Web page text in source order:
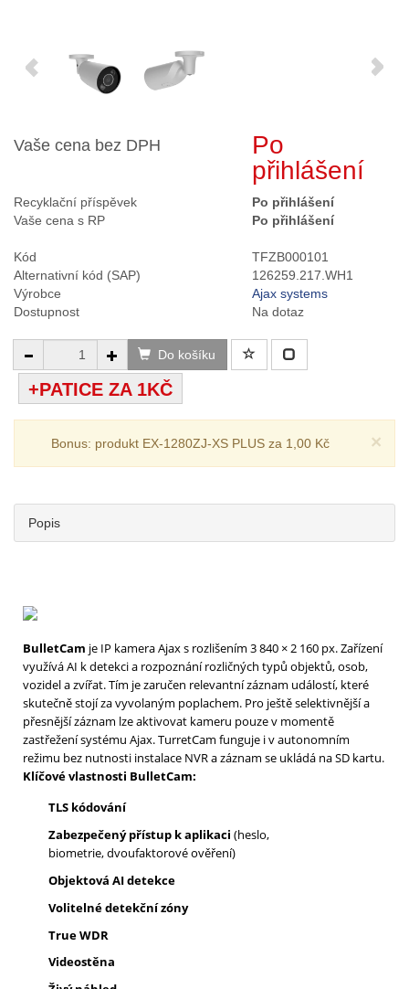
Vaše cena bez DPH
Po
přihlášení
Recyklační příspěvek
Po přihlášení
Vaše cena s RP
Po přihlášení
Kód
TFZB000101
Alternativní kód (SAP)
126259.217.WH1
Výrobce
Ajax systems
Dostupnost
Na dotaz
Do košíku
+PATICE ZA 1KČ
×
Bonus: produkt EX-1280ZJ-XS PLUS za 1,00 Kč
Popis
BulletCam je IP kamera Ajax s rozlišením 3 840 × 2 160 px. Zařízení
využívá AI k detekci a rozpoznání rozličných typů objektů, osob,
vozidel a zvířat. Tím je zaručen relevantní záznam událostí, které
skutečně stojí za vyvolaným poplachem. Pro ještě selektivnější a
přesnější záznam lze aktivovat kameru pouze v momentě
zastřežení systému Ajax. TurretCam funguje i v autonomním
režimu bez nutnosti instalace NVR a záznam se ukládá na SD kartu.
Klíčové vlastnosti BulletCam:
TLS kódování
Zabezpečený přístup k aplikaci (heslo,
biometrie, dvoufaktorové ověření)
Objektová AI detekce
Volitelné detekční zóny
True WDR
Videostěna